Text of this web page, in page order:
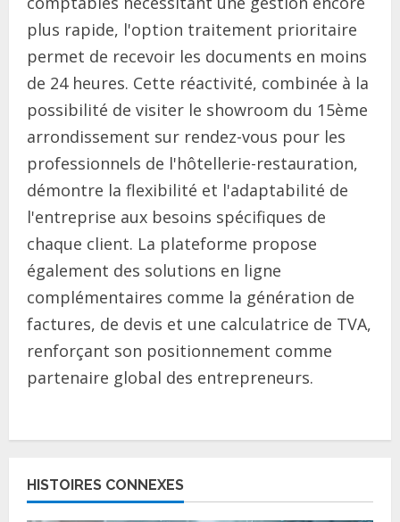
plus rapide, l'option traitement prioritaire
permet de recevoir les documents en moins
de 24 heures. Cette réactivité, combinée à la
possibilité de visiter le showroom du 15ème
arrondissement sur rendez-vous pour les
professionnels de l'hôtellerie-restauration,
démontre la flexibilité et l'adaptabilité de
l'entreprise aux besoins spécifiques de
chaque client. La plateforme propose
également des solutions en ligne
complémentaires comme la génération de
factures, de devis et une calculatrice de TVA,
renforçant son positionnement comme
partenaire global des entrepreneurs.
n
HISTOIRES CONNEXES